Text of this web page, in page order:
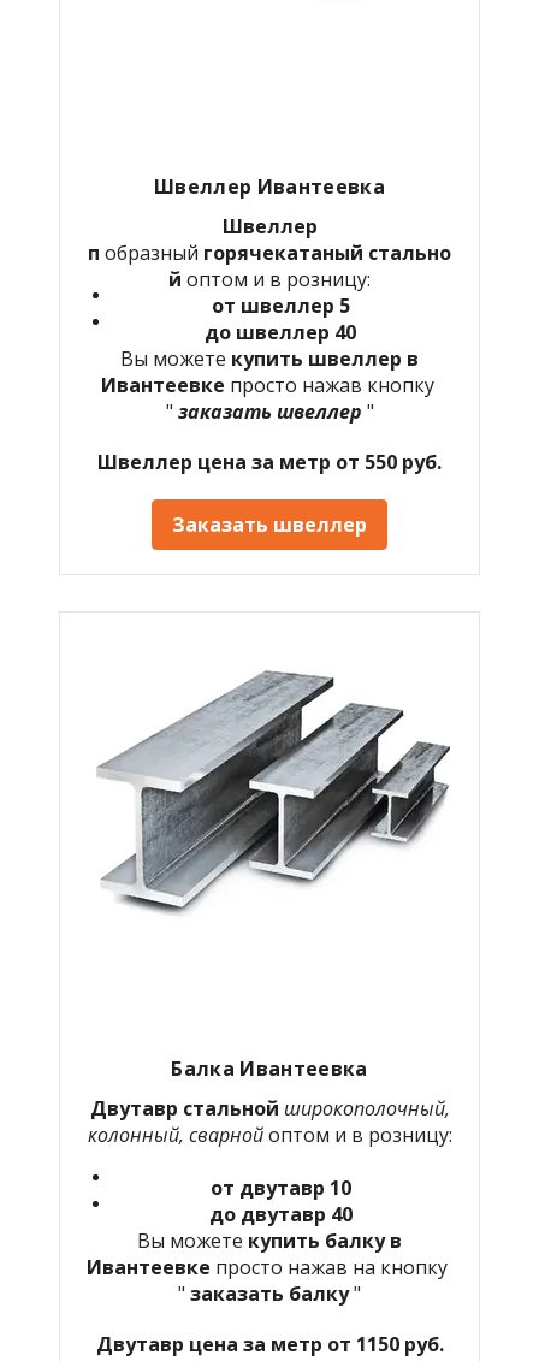
Швеллер Ивантеевка
Швеллер
п образный горячекатаный стально
й оптом и в розницу:
от швеллер 5
до швеллер 40
Вы можете купить швеллер в
Ивантеевке просто нажав кнопку
" заказать швеллер "
Швеллер цена за метр от 550 руб.
Заказать швеллер
Балка Ивантеевка
Двутавр стальной широкополочный,
колонный, сварнойоптом и в розницу:
от двутавр 10
до двутавр 40
Вы можете купить балку в
Ивантеевке просто нажав на кнопку
" заказать балку"
Двутавр цена за метр от 1150 руб.